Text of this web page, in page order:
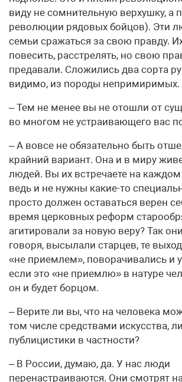
виду не сомнительную верхушку, а
революции рядовых бойцов). Эти
семьи сражаться за свою правду.
повесить, расстрелять, но свою
предавали. Сложились два сорта
видимо, из породы непримиримых.
– Тем не менее вы не отошли от
во многом не устраивающего вас
– А вовсе не обязательно быть
крайний вариант. Она и в миру
людей. Вы их встречаете на каждом
ведь и не нужны какие-то
просто должен оставаться верен
время церковных реформ
агитировали за новую веру? Так
говоря, высылали старцев, те
«не приемлем», поворачивались и
если это «не приемлю» в натуре
он и будет борцом.
– Верите ли вы, что на человека
том числе средствами искусства,
публицистики в частности?
– В России, думаю, да. У нас люди
перенастраиваются. Они смотрят